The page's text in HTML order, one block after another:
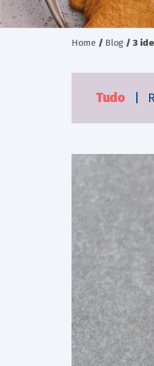
Home / Blog / 3
Tudo |